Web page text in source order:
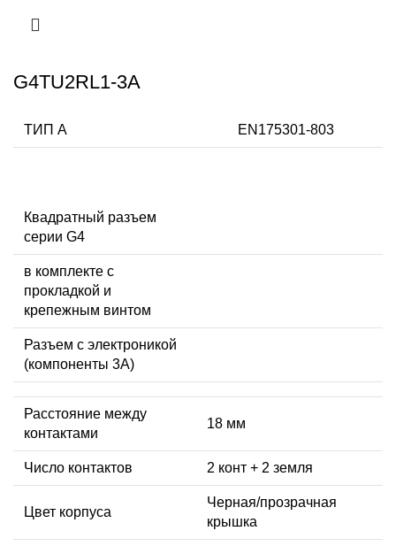
G4TU2RL1-3A
ТИП А EN175301-803
Квадратный разъем
серии G4
в комплекте с
прокладкой и
крепежным винтом
Разъем с электроникой
(компоненты 3A)
Расстояние между
контактами
18 мм
Число контактов 2 конт + 2 земля
Цвет корпуса
Черная/прозрачная
крышка